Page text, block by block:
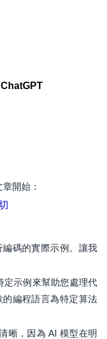
開始：
碼的實際示例。讓我
定示例來幫助您處理代
編程語言為特定算法
晰，因為 AI 模型在明